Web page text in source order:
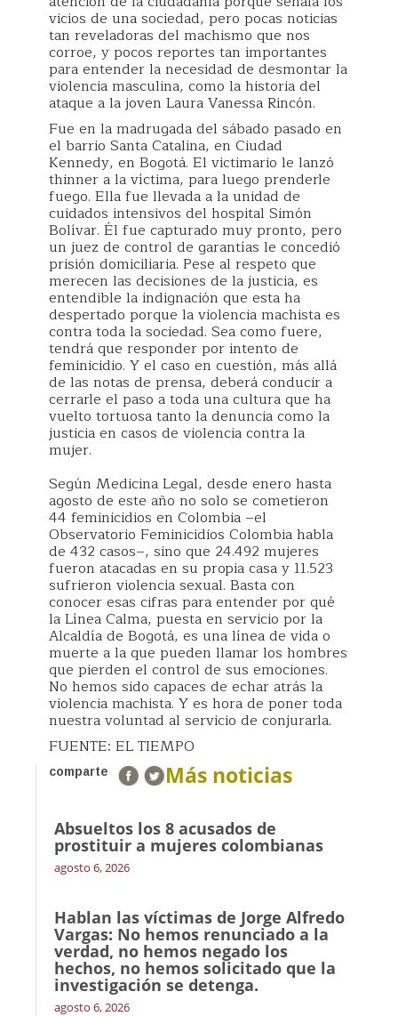
vicios de una sociedad, pero pocas noticias
tan reveladoras del machismo que nos
corroe, y pocos reportes tan importantes
para entender la necesidad de desmontar la
violencia masculina, como la historia del
ataque a la joven Laura Vanessa Rincón.
Fue en la madrugada del sábado pasado en
el barrio Santa Catalina, en Ciudad
Kennedy, en Bogotá. El victimario le lanzó
thinner a la víctima, para luego prenderle
fuego. Ella fue llevada a la unidad de
cuidados intensivos del hospital Simón
Bolívar. Él fue capturado muy pronto, pero
un juez de control de garantías le concedió
prisión domiciliaria. Pese al respeto que
merecen las decisiones de la justicia, es
entendible la indignación que esta ha
despertado porque la violencia machista es
contra toda la sociedad. Sea como fuere,
tendrá que responder por intento de
feminicidio. Y el caso en cuestión, más allá
de las notas de prensa, deberá conducir a
cerrarle el paso a toda una cultura que ha
vuelto tortuosa tanto la denuncia como la
justicia en casos de violencia contra la
mujer.
Según Medicina Legal, desde enero hasta
agosto de este año no solo se cometieron
44 feminicidios en Colombia –el
Observatorio Feminicidios Colombia habla
de 432 casos–, sino que 24.492 mujeres
fueron atacadas en su propia casa y 11.523
sufrieron violencia sexual. Basta con
conocer esas cifras para entender por qué
la Línea Calma, puesta en servicio por la
Alcaldía de Bogotá, es una línea de vida o
muerte a la que pueden llamar los hombres
que pierden el control de sus emociones.
No hemos sido capaces de echar atrás la
violencia machista. Y es hora de poner toda
nuestra voluntad al servicio de conjurarla.
FUENTE: EL TIEMPO
comparte Más noticias
Absueltos los 8 acusados de
prostituir a mujeres colombianas
agosto 6, 2026
Hablan las víctimas de Jorge Alfredo
Vargas: No hemos renunciado a la
verdad, no hemos negado los
hechos, no hemos solicitado que la
investigación se detenga.
agosto 6, 2026